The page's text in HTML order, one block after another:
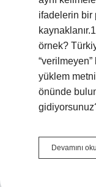
ifadelerin bir
örnek?
yüklem
önünde
Devamını